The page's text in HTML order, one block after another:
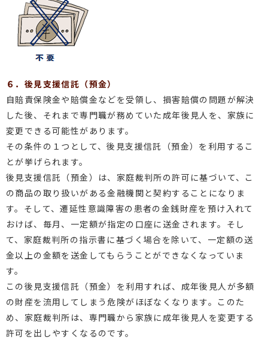
６．後見支援信託（預金）
自賠責保険金や賠償金などを受領し、損害賠償の問題が解決
した後、それまで専門職が務めていた成年後見人を、家族に
変更できる可能性があります。
その条件の１つとして、後見支援信託（預金）を利用するこ
とが挙げられます。
後見支援信託（預金）は、家庭裁判所の許可に基づいて、こ
の商品の取り扱いがある金融機関と契約することになりま
す。そして、遷延性意識障害の患者の金銭財産を預け入れて
おけば、毎月、一定額が指定の口座に送金されます。そし
て、家庭裁判所の指示書に基づく場合を除いて、一定額の送
金以上の金額を送金してもらうことができなくなっていま
す。
この後見支援信託（預金）を利用すれば、成年後見人が多額
の財産を流用してしまう危険がほぼなくなります。このた
め、家庭裁判所は、専門職から家族に成年後見人を変更する
許可を出しやすくなるのです。